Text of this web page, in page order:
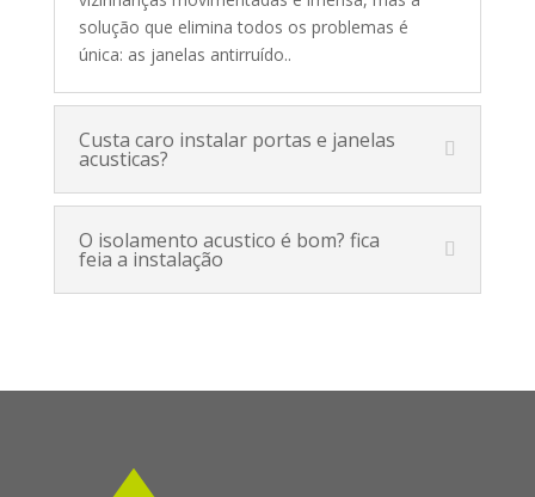
solução que elimina todos os problemas é
única: as janelas antirruído..
Custa caro instalar portas e janelas
acusticas?
O isolamento acustico é bom? fica
feia a instalação